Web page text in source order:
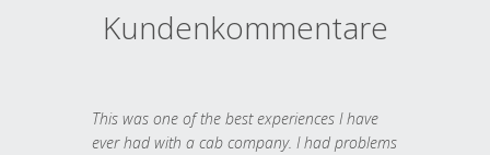
Kundenkommentare
This was one of the best experiences I have
ever had with a cab company. I had problems